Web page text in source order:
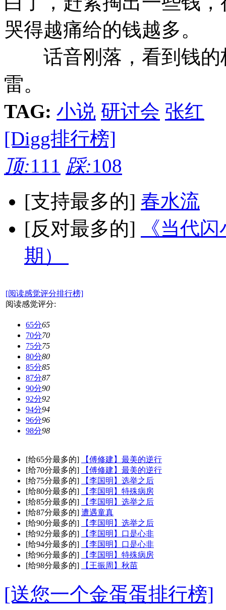
哭得越痛给的钱越多。
话音刚落，看到钱的
雷。
TAG: 小说 研讨会 张红
[Digg排行榜]
顶:111 踩:108
[支持最多的] 春水流
[反对最多的]
《当代
期）
[阅读感觉评分排行榜]
阅读感觉评分:
65分65
70分70
75分75
80分80
85分85
87分87
90分90
92分92
94分94
96分96
98分98
[给65分最多的]
【傅修建】最美的逆行
[给70分最多的]
【傅修建】最美的逆行
[给75分最多的]
【李国明】选举之后
[给80分最多的]
【李国明】特殊病房
[给85分最多的]
【李国明】选举之后
[给87分最多的] 遭遇童真
[给90分最多的]
【李国明】选举之后
[给92分最多的]
【李国明】口是心非
[给94分最多的]
【李国明】口是心非
[给96分最多的]
【李国明】特殊病房
[给98分最多的]
【王振周】秋苗
[送您一个金蛋蛋排行榜]